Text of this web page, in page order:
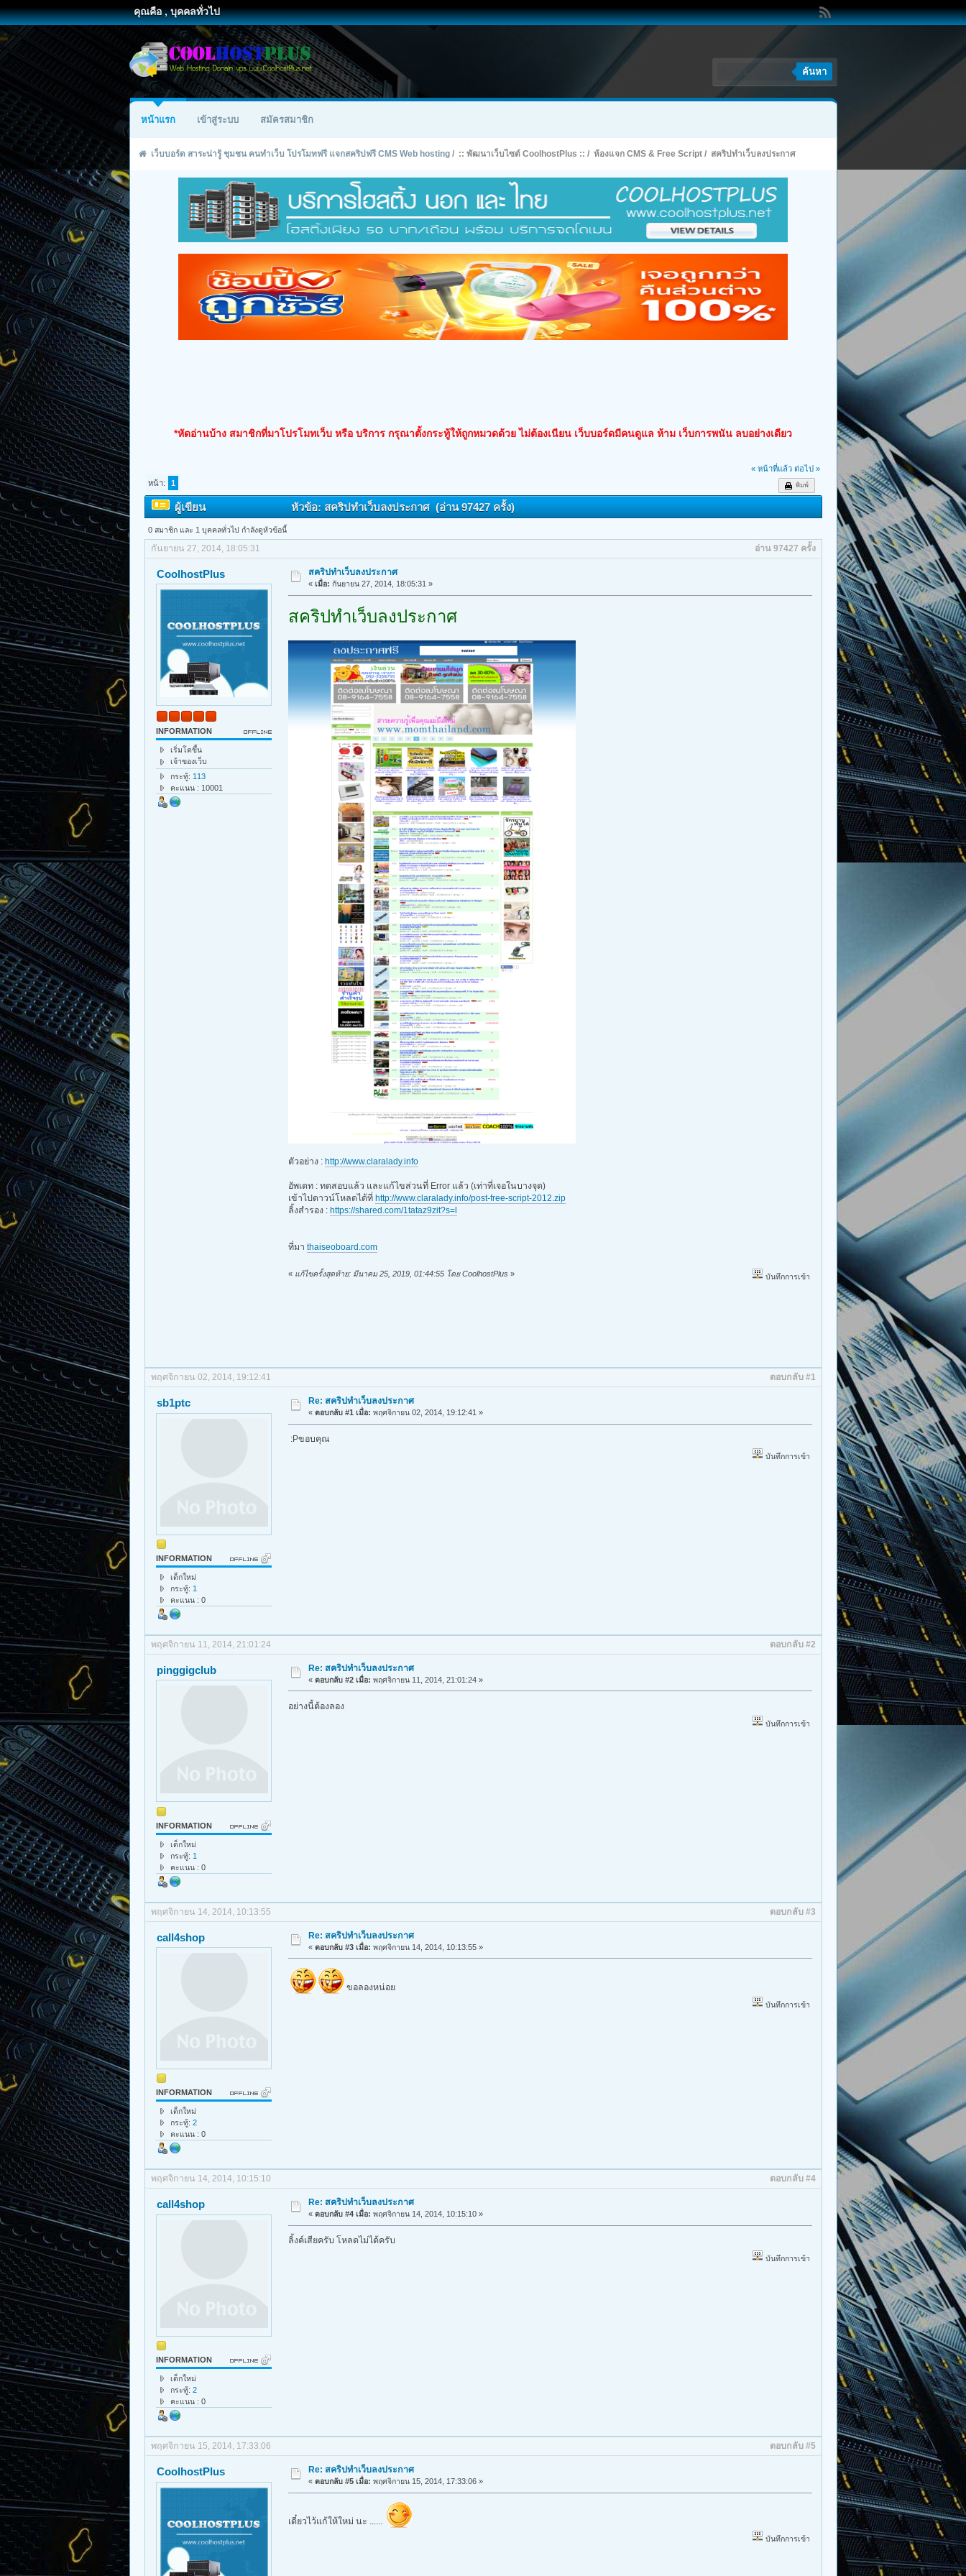
คุณคือ , บุคคลทั่วไป
ค้นหา
หน้าแรก เข้าสู่ระบบ สมัครสมาชิก
เว็บบอร์ด สาระน่ารู้ ชุมชน คนทำเว็บ โปรโมทฟรี แจกสคริปฟรี CMS Web hosting/ :: พัฒนาเว็บไซต์ CoolhostPlus :: / ห้องแจก CMS & Free Script/ สคริปทำเว็บลงประกาศ
*หัดอ่านบ้าง สมาชิกที่มาโปรโมทเว็บ หรือ บริการ กรุณาตั้งกระทู้ให้ถูกหมวดด้วย ไม่ต้องเนียน เว็บบอร์ดมีคนดูแล ห้าม เว็บการพนัน ลบอย่างเดียว
« หน้าที่แล้ว ต่อไป »
พิมพ์
หน้า: 1
ผู้เขียน หัวข้อ: สคริปทำเว็บลงประกาศ (อ่าน 97427 ครั้ง)
0 สมาชิก และ 1 บุคคลทั่วไป กำลังดูหัวข้อนี้
กันยายน 27, 2014, 18:05:31 อ่าน 97427 ครั้ง
CoolhostPlus
INFORMATION
เริ่มโตขึ้น
เจ้าของเว็บ
กระทู้: 113
คะแนน : 10001
สคริปทำเว็บลงประกาศ
«เมื่อ: กันยายน 27, 2014, 18:05:31 »
สคริปทำเว็บลงประกาศ
ตัวอย่าง : http://www.claralady.info
อัพเดท : ทดสอบแล้ว และแก้ไขส่วนที่ Error แล้ว (เท่าที่เจอในบางจุด)
เข้าไปดาวน์โหลดได้ที่ http://www.claralady.info/post-free-script-2012.zip
ลิ้งสำรอง : https://shared.com/1tataz9zit?s=l
ที่มาthaiseoboard.com
« แก้ไขครั้งสุดท้าย: มีนาคม 25, 2019, 01:44:55 โดย CoolhostPlus » บันทึกการเข้า
พฤศจิกายน 02, 2014, 19:12:41 ตอบกลับ #1
sb1ptc
INFORMATION
เด็กใหม่
กระทู้: 1
คะแนน : 0
Re: สคริปทำเว็บลงประกาศ
«ตอบกลับ #1 เมื่อ: พฤศจิกายน 02, 2014, 19:12:41 »
:Pขอบคุณ
บันทึกการเข้า
พฤศจิกายน 11, 2014, 21:01:24 ตอบกลับ #2
pinggigclub
INFORMATION
เด็กใหม่
กระทู้: 1
คะแนน : 0
Re: สคริปทำเว็บลงประกาศ
«ตอบกลับ #2 เมื่อ: พฤศจิกายน 11, 2014, 21:01:24 »
อย่างนี้ต้องลอง
บันทึกการเข้า
พฤศจิกายน 14, 2014, 10:13:55 ตอบกลับ #3
call4shop
INFORMATION
เด็กใหม่
กระทู้:2
คะแนน : 0
Re: สคริปทำเว็บลงประกาศ
«ตอบกลับ #3 เมื่อ: พฤศจิกายน 14, 2014, 10:13:55 »
ขอลองหน่อย
บันทึกการเข้า
พฤศจิกายน 14, 2014, 10:15:10 ตอบกลับ #4
call4shop
INFORMATION
เด็กใหม่
กระทู้:2
คะแนน : 0
Re: สคริปทำเว็บลงประกาศ
«ตอบกลับ #4 เมื่อ: พฤศจิกายน 14, 2014, 10:15:10 »
ลิ้งค์เสียครับ โหลดไม่ได้ครับ
บันทึกการเข้า
พฤศจิกายน 15, 2014, 17:33:06 ตอบกลับ #5
CoolhostPlus Re: สคริปทำเว็บลงประกาศ
«ตอบกลับ #5 เมื่อ: พฤศจิกายน 15, 2014, 17:33:06 »
เดี๋ยวไว้แก้ให้ใหม่ นะ ......
บันทึกการเข้า